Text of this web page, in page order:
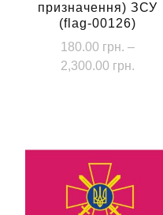
призначення) ЗСУ
(flag-00126)
180.00 грн. –
2,300.00 грн.
кілька
варіантів.
Параметри